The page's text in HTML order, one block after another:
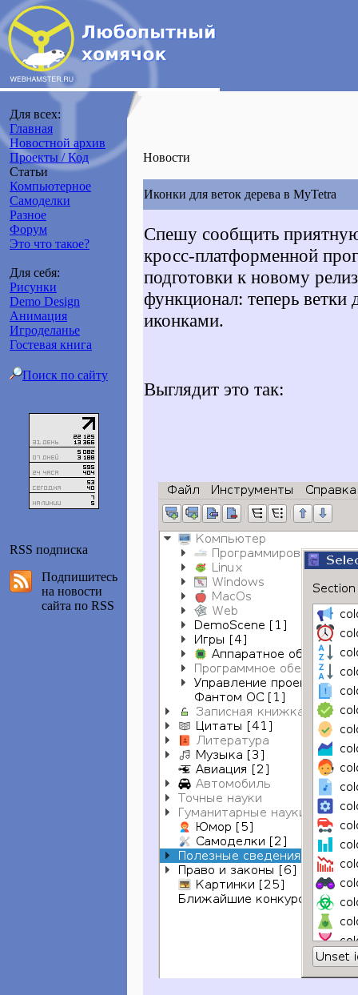
Для всех:
Главная
Новостной архив
Проекты / Код
Статьи
Компьютерное
Самоделки
Разное
Форум
Это что такое?
Для себя:
Рисунки
Demo Design
Анимация
Игроделанье
Гостевая книга
Поиск по сайту
RSS подписка
Подпишитесь
на новости
сайта по RSS
Новости
Иконки для веток дерева в MyTetra
Спешу сообщить
кросс-платформенной
подготовки к новому
функционал: теперь ветки
иконками.
Выглядит это так: